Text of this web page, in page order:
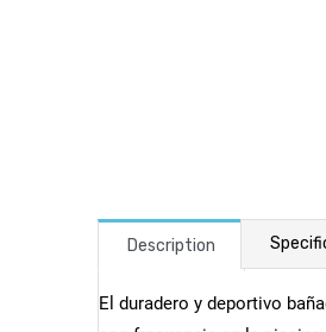
Description
El duradero y deportivo